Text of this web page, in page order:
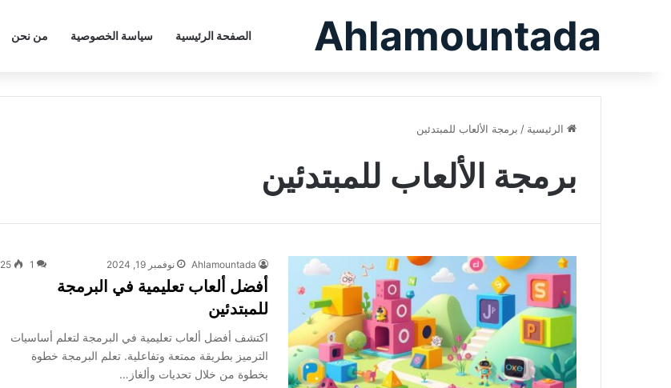
Ahlamountada الصفحة الرئيسية سياسة الخصوصية من نحن
الرئيسية / برمجة الألعاب للمبتدئين
برمجة الألعاب للمبتدئين
Ahlamountada نوفمبر 19, 2024 1
25
أفضل ألعاب تعليمية في البرمجة
للمبتدئين
اكتشف أفضل ألعاب تعليمية في البرمجة لتعلم أساسيات
الترميز بطريقة ممتعة وتفاعلية. تعلم البرمجة خطوة
بخطوة من خلال تحديات وألغاز…